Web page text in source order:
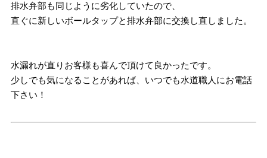
排水弁部も同じように劣化していたので、
直ぐに新しいボールタップと排水弁部に交換し直しました。
水漏れが直りお客様も喜んで頂けて良かったです。
少しでも気になることがあれば、いつでも水道職人にお電話
下さい！